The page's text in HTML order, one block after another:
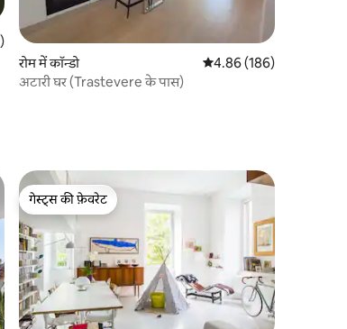
से 4.98, 112 समीक्षाएँ
रोम में कॉन्डो औसत रेटिंग 5 में से 4.86,
4.86 (186)
अटारी घर (Trastevere के पास)
गेस्ट्स की फ़ेवरेट
गेस्ट्स की फ़ेवरेट